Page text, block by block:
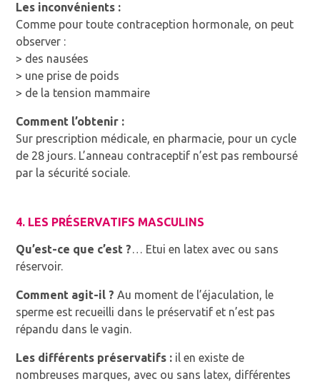
Les inconvénients :
Comme pour toute contraception hormonale, on peut
observer :
> des nausées
> une prise de poids
> de la tension mammaire
Comment l’obtenir :
Sur prescription médicale, en pharmacie, pour un cycle
de 28 jours. L’anneau contraceptif n’est pas remboursé
par la sécurité sociale.
4. LES PRÉSERVATIFS MASCULINS
Qu’est-ce que c’est ?… Etui en latex avec ou sans
réservoir.
Comment agit-il ? Au moment de l’éjaculation, le
sperme est recueilli dans le préservatif et n’est pas
répandu dans le vagin.
Les différents préservatifs : il en existe de
nombreuses marques, avec ou sans latex, différentes